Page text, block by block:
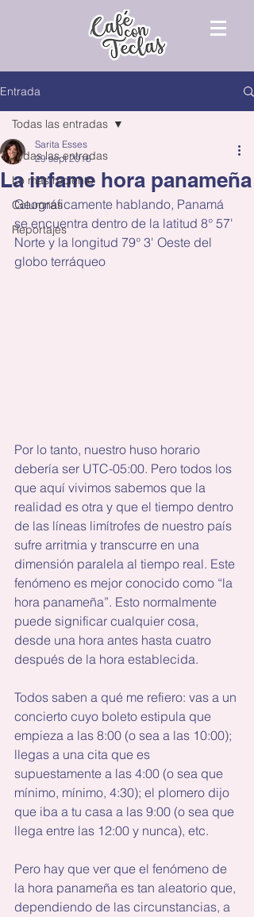
Entrada
Todas las entradas
Lo más reciente
Columnas
Reportajes
Todas las entradas
La infame hora panameña
Sarita Esses
29 sept 2016
Geográficamente hablando, Panamá
se encuentra dentro de la latitud 8° 57'
Norte y la longitud 79° 3' Oeste del
globo terráqueo
Por lo tanto, nuestro huso horario
debería ser UTC-05:00. Pero todos los
que aquí vivimos sabemos que la
realidad es otra y que el tiempo dentro
de las líneas limítrofes de nuestro país
sufre arritmia y transcurre en una
dimensión paralela al tiempo real. Este
fenómeno es mejor conocido como “la
hora panameña”. Esto normalmente
puede significar cualquier cosa,
desde una hora antes hasta cuatro
después de la hora establecida.
Todos saben a qué me refiero: vas a un
concierto cuyo boleto estipula que
empieza a las 8:00 (o sea a las 10:00);
llegas a una cita que es
supuestamente a las 4:00 (o sea que
mínimo, mínimo, 4:30); el plomero dijo
que iba a tu casa a las 9:00 (o sea que
llega entre las 12:00 y nunca), etc.
Pero hay que ver que el fenómeno de
la hora panameña es tan aleatorio que,
dependiendo de las circunstancias, a